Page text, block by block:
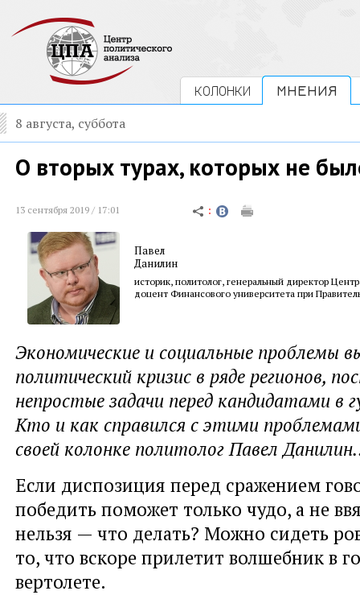
КОЛОНКИ МНЕНИЯ
8 августа, суббота
О вторых турах, которых не
13 сентября 2019 / 17:01
Павел
Данилин
историк, политолог, генеральный директор
доцент Финансового университета при
Экономические и социальные проблемы
политический кризис в ряде регионов,
непростые задачи перед кандидатами в
Кто и как справился с этими
своей колонке политолог Павел
Если диспозиция перед сражением
победить поможет только чудо, а не
нельзя — что делать? Можно сидеть
то, что вскоре прилетит волшебник в
вертолете.